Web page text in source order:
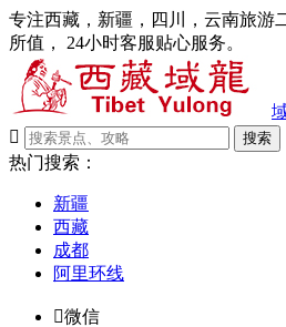
专注西藏，新疆，四川，云南旅游
所值， 24小时客服贴心服务。

搜索
热门搜索：
新疆
西藏
成都
阿里环线
微信